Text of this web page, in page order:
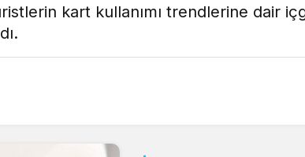
Gece modunu
Sistem Modu
kart kullanımı trendlerine dair